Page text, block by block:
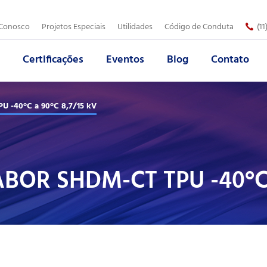
Projetos Especiais Utilidades Código de Conduta
Certificações Eventos Blog Contato
Empresa:*
Produto:
Assunto: *
Trabalhe Conosco
Área de Atuação:*
Telefone:
-40°C a 90°C 8,7/15 kV
SHDM-CT TPU -